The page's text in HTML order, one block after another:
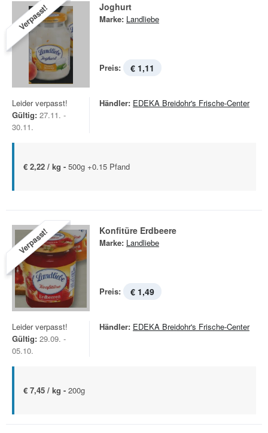
Verpasst! Joghurt
Marke: Landliebe
Preis: € 1,11
Leider verpasst!
Gültig: 27.11. -
30.11.
Händler: EDEKA Breidohr's Frische-Center
€ 2,22 / kg - 500g +0.15 Pfand
Verpasst! Konfitüre Erdbeere
Marke: Landliebe
Preis: € 1,49
Leider verpasst!
Gültig: 29.09. -
05.10.
Händler: EDEKA Breidohr's Frische-Center
€ 7,45 / kg - 200g